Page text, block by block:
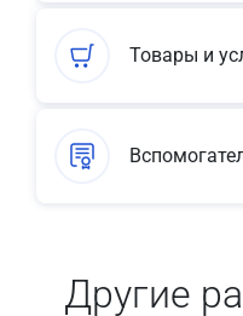
Товары и
Другие